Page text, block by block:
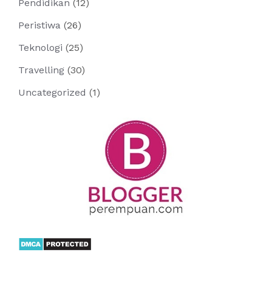
Pendidikan (12)
Peristiwa (26)
Teknologi (25)
Travelling (30)
Uncategorized (1)